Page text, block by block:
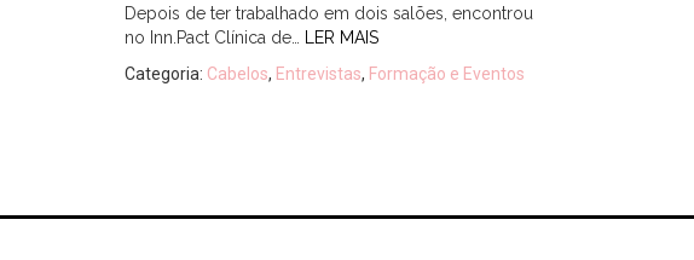
Depois de ter trabalhado em dois salões, encontrou
no Inn.Pact Clínica de…
LER MAIS
Categoria: Cabelos, Entrevistas, Formação e Eventos